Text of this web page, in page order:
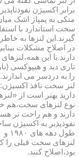
برابر اکسیژن
متکی به پمپاژ اشک
سخت استاندارد با
گیرند.این لنزها به
در اصلاح مشکلات
دارند.با این
تاری دید و هیپوکسی
را به دردسر می اندازند.
لنز سخت نافذ
دارید بهتر است از
نوع لنزهای سخت،هم
دارند و هم راحت تر
لنزهای سخت قبلی را
بود،اصلاح کنند.